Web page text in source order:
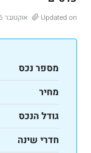
Updated on אוקטובר 16, 2018 at 10:25 pm
מספר נכס
מחיר
גודל הנכס
חדרי שינה